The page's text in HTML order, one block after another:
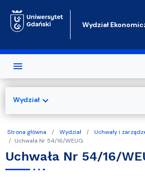
Wydział
Strona główna Wydział
Uchwały i
Uchwała Nr 54/16/WEUG
Uchwała Nr 54/16/
Wydziałexpand_more